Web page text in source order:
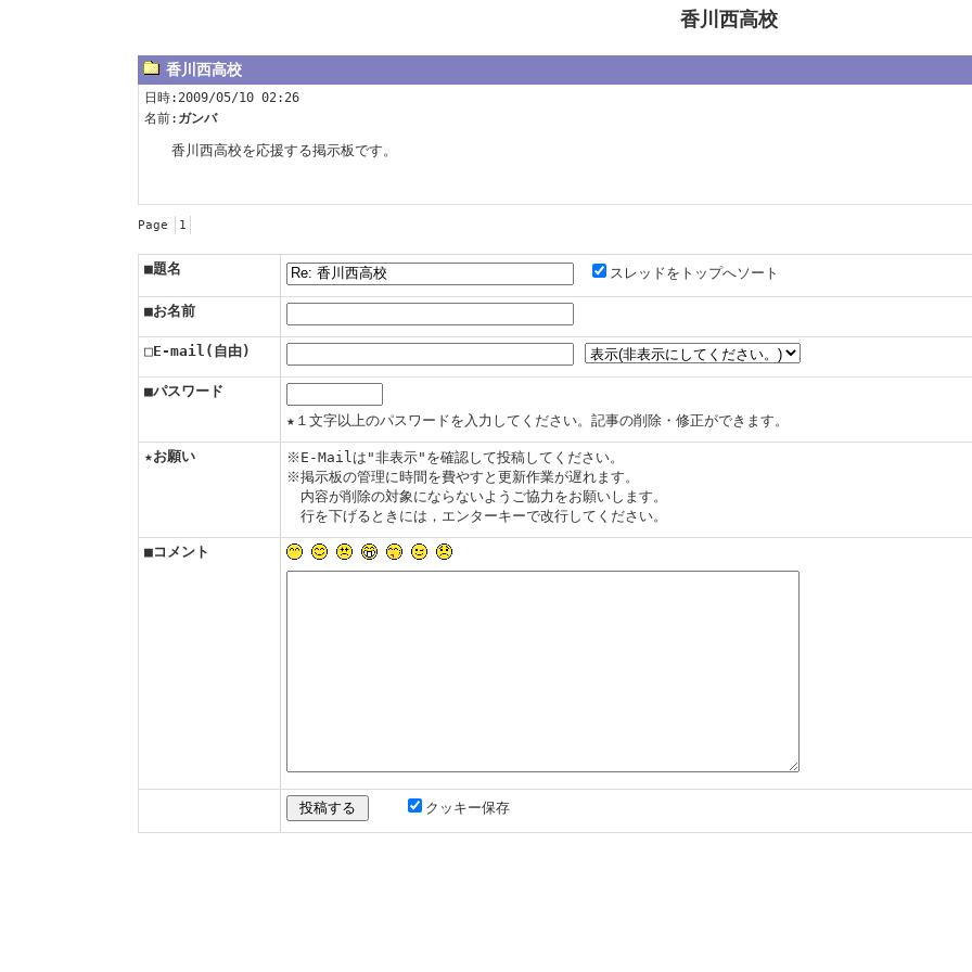
香川西高校
香川西高校
日時:2009/05/10 02:26
名前: ガンバ
香川西高校を応援する掲示板です。
Page 1
■題名 スレッドをトップへソート
■お名前
□E-mail(自由)
■パスワード
★１文字以上のパスワードを入力してください。記事の削除・修正ができます。
★お願い
※E-Mailは"非表示"を確認して投稿してください。
※掲示板の管理に時間を費やすと更新作業が遅れます。
内容が削除の対象にならないようご協力をお願いします。
行を下げるときには，エンターキーで改行してください。
■コメント
クッキー保存